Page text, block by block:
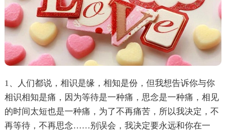
1、人们都说，相识是缘，相知是份，但我想告诉你与你
相识相知是痛，因为等待是一种痛，思念是一种痛，相见
的时间太短也是一种痛，为了不再痛苦，所以我决定，不
再等待，不再思念……别误会，我决定要永远和你在一